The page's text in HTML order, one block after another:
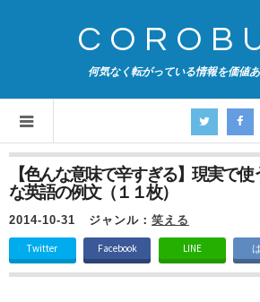
何気なく転がっている情報を価値
【色んな意味で辛すぎる】現実で
な英語の例文（１１枚）
2014-10-31 ジャンル： 笑える
Twitter Facebook LINE